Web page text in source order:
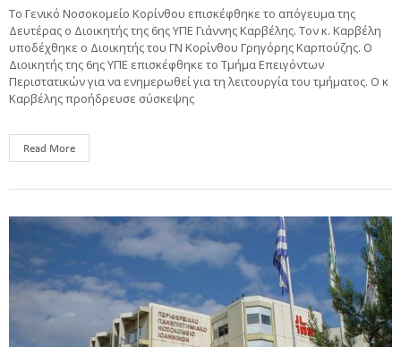
Το Γενικό Νοσοκομείο Κορίνθου επισκέφθηκε το απόγευμα της
Δευτέρας ο Διοικητής της 6ης ΥΠΕ Γιάννης Καρβέλης. Τον κ. Καρβέλη
υποδέχθηκε ο Διοικητής του ΓΝ Κορίνθου Γρηγόρης Καρπούζης. Ο
Διοικητής της 6ης ΥΠΕ επισκέφθηκε το Τμήμα Επειγόντων
Περιστατικών για να ενημερωθεί για τη λειτουργία του τμήματος. Ο κ
Καρβέλης προήδρευσε σύσκεψης
Read More